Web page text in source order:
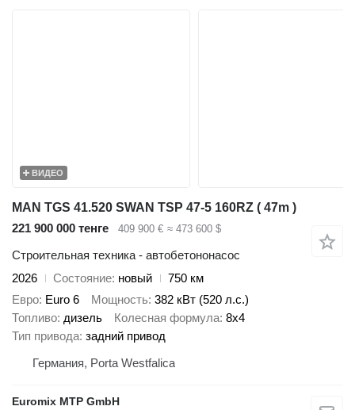
ВИДЕО
MAN TGS 41.520 SWAN TSP 47-5 160RZ ( 47m )
221 900 000 тенге
409 900 € ≈ 473 600 $
Строительная техника - автобетононасос
2026
Состояние новый
750 км
Евро Euro 6 Мощность 382 кВт (520 л.с.)
Топливо дизель Колесная формула 8x4
Тип привода задний привод
Германия, Porta Westfalica
Euromix MTP GmbH